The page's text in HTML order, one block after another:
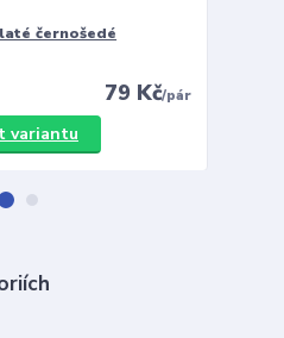
černošedé
79 Kč/pár
variantu